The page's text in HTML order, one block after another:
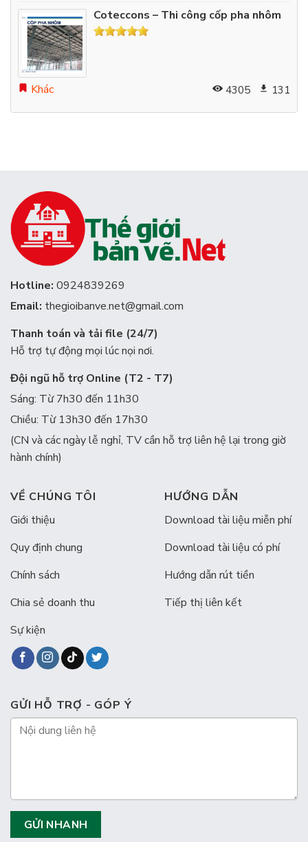
Coteccons – Thi công cốp pha nhôm
Khác 4305 131
Hotline: 0924839269
Email: thegioibanve.net@gmail.com
Thanh toán và tải file (24/7)
Hỗ trợ tự động mọi lúc nọi nơi.
Đội ngũ hỗ trợ Online (T2 - T7)
Sáng: Từ 7h30 đến 11h30
Chiều: Từ 13h30 đến 17h30
(CN và các ngày lễ nghỉ, TV cần hỗ trợ liên hệ lại trong giờ
hành chính)
VỀ CHÚNG TÔI
Giới thiệu
Quy định chung
Chính sách
Chia sẻ doanh thu
Sự kiện
HƯỚNG DẪN
Download tài liệu miễn phí
Download tài liệu có phí
Hướng dẫn rút tiền
Tiếp thị liên kết
GỬI HỖ TRỢ - GÓP Ý